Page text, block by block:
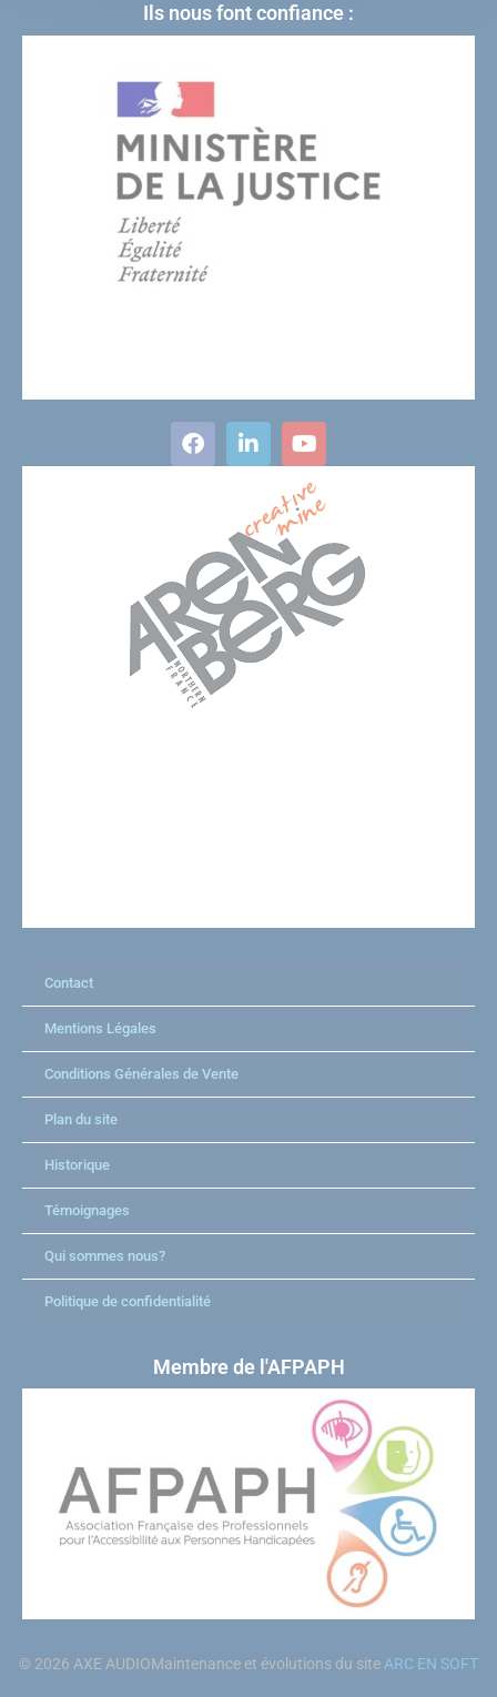
Ils nous font confiance :
Contact
Mentions Légales
Conditions Générales de Vente
Plan du site
Historique
Témoignages
Qui sommes nous?
Politique de confidentialité
Membre de l'AFPAPH
© 2026 AXE AUDIOMaintenance et évolutions du site ARC EN SOFT